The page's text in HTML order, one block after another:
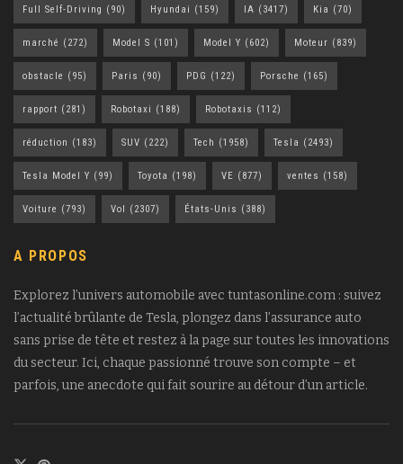
Full Self-Driving (90) Hyundai (159) IA (3417) Kia (70)
marché (272) Model S (101) Model Y (602) Moteur (839)
obstacle (95) Paris (90) PDG (122) Porsche (165)
rapport (281) Robotaxi (188) Robotaxis (112)
réduction (183) SUV (222) Tech (1958) Tesla (2493)
Tesla Model Y (99) Toyota (198) VE (877) ventes (158)
Voiture (793) Vol (2307) États-Unis (388)
A PROPOS
Explorez l’univers automobile avec tuntasonline.com : suivez
l’actualité brûlante de Tesla, plongez dans l’assurance auto
sans prise de tête et restez à la page sur toutes les innovations
du secteur. Ici, chaque passionné trouve son compte – et
parfois, une anecdote qui fait sourire au détour d’un article.